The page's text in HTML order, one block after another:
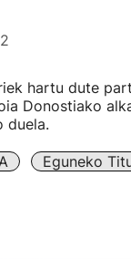
hartu dute
Donostiako
duela.
Eguneko